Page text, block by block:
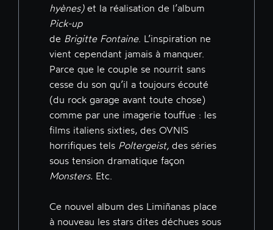
hyènes)et la réalisation de l’album
Pick-up
de Brigitte Fontaine. L’inspiration ne
vient cependant jamais à manquer.
Parce que le couple se nourrit sans
cesse du son qu’il a toujours écouté
(du rock garage avant toute chose)
comme par une imagerie touffue : les
films italiens sixties, des OVNIS
horrifiques tels Poltergeist, des séries
sous tension dramatique façon
Monsters. Etc.
Ce nouvel album des Limiñanas place
à nouveau les stars dites déchues sous